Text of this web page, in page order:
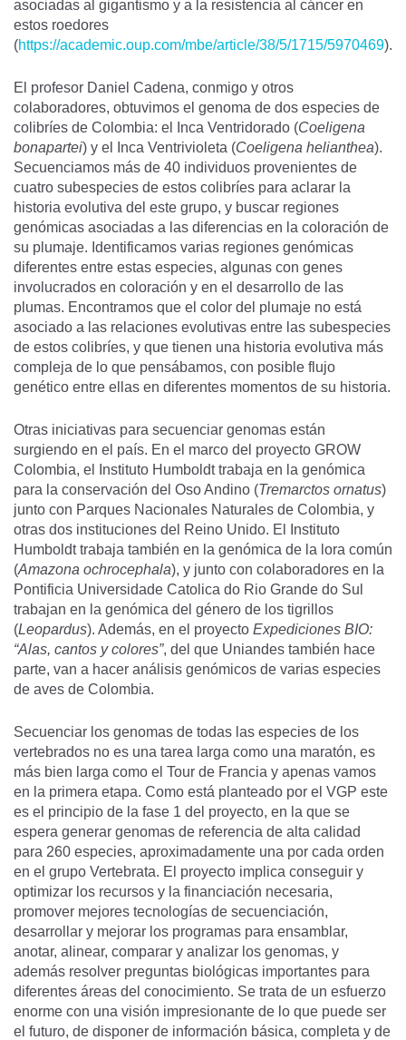
asociadas al gigantismo y a la resistencia al cáncer en
estos roedores
(https://academic.oup.com/mbe/article/38/5/1715/5970469).
El profesor Daniel Cadena, conmigo y otros
colaboradores, obtuvimos el genoma de dos especies de
colibríes de Colombia: el Inca Ventridorado (Coeligena
bonapartei) y el Inca Ventrivioleta (Coeligena helianthea).
Secuenciamos más de 40 individuos provenientes de
cuatro subespecies de estos colibríes para aclarar la
historia evolutiva del este grupo, y buscar regiones
genómicas asociadas a las diferencias en la coloración de
su plumaje. Identificamos varias regiones genómicas
diferentes entre estas especies, algunas con genes
involucrados en coloración y en el desarrollo de las
plumas. Encontramos que el color del plumaje no está
asociado a las relaciones evolutivas entre las subespecies
de estos colibríes, y que tienen una historia evolutiva más
compleja de lo que pensábamos, con posible flujo
genético entre ellas en diferentes momentos de su historia.
Otras iniciativas para secuenciar genomas están
surgiendo en el país. En el marco del proyecto GROW
Colombia, el Instituto Humboldt trabaja en la genómica
para la conservación del Oso Andino (Tremarctos ornatus)
junto con Parques Nacionales Naturales de Colombia, y
otras dos instituciones del Reino Unido. El Instituto
Humboldt trabaja también en la genómica de la lora común
(Amazona ochrocephala), y junto con colaboradores en la
Pontificia Universidade Catolica do Rio Grande do Sul
trabajan en la genómica del género de los tigrillos
(Leopardus). Además, en el proyecto Expediciones BIO:
“Alas, cantos y colores”, del que Uniandes también hace
parte, van a hacer análisis genómicos de varias especies
de aves de Colombia.
Secuenciar los genomas de todas las especies de los
vertebrados no es una tarea larga como una maratón, es
más bien larga como el Tour de Francia y apenas vamos
en la primera etapa. Como está planteado por el VGP este
es el principio de la fase 1 del proyecto, en la que se
espera generar genomas de referencia de alta calidad
para 260 especies, aproximadamente una por cada orden
en el grupo Vertebrata. El proyecto implica conseguir y
optimizar los recursos y la financiación necesaria,
promover mejores tecnologías de secuenciación,
desarrollar y mejorar los programas para ensamblar,
anotar, alinear, comparar y analizar los genomas, y
además resolver preguntas biológicas importantes para
diferentes áreas del conocimiento. Se trata de un esfuerzo
enorme con una visión impresionante de lo que puede ser
el futuro, de disponer de información básica, completa y de